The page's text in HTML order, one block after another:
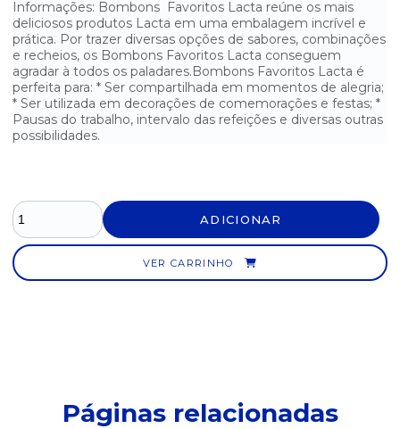
CHOCOLATE LAKA DISPLAY 20X20G
CHOCOLATE M&M MINI TUBO DISPLAY 12X30G
CHOCOLATE PRESTÍGIO DISPLAY 30X33G
CHOCOLATE PRESTÍGIO NESTLÉ COM 30 UNIDADES
CHOCOLATE TWIX CARAMELO DISPLAY 30X15G
DOCE COCADA BRANCA - POTE COM 50 UNIDADES
DOCE COCADA COCO QUEIMADO - POTE COM 50 UNIDADES
DOCE DE AMENDOIM PÉ DE MOLEQUE EMBRULHADO YOKI -
POTE COM 50
Informações: Bombons Favoritos Lacta reúne os mais
deliciosos produtos Lacta em uma embalagem incrível e
prática. Por trazer diversas opções de sabores, combinações
e recheios, os Bombons Favoritos Lacta conseguem
agradar à todos os paladares.Bombons Favoritos Lacta é
perfeita para: * Ser compartilhada em momentos de alegria;
* Ser utilizada em decorações de comemorações e festas; *
Pausas do trabalho, intervalo das refeições e diversas outras
possibilidades.
ADICIONAR
VER CARRINHO
Páginas relacionadas